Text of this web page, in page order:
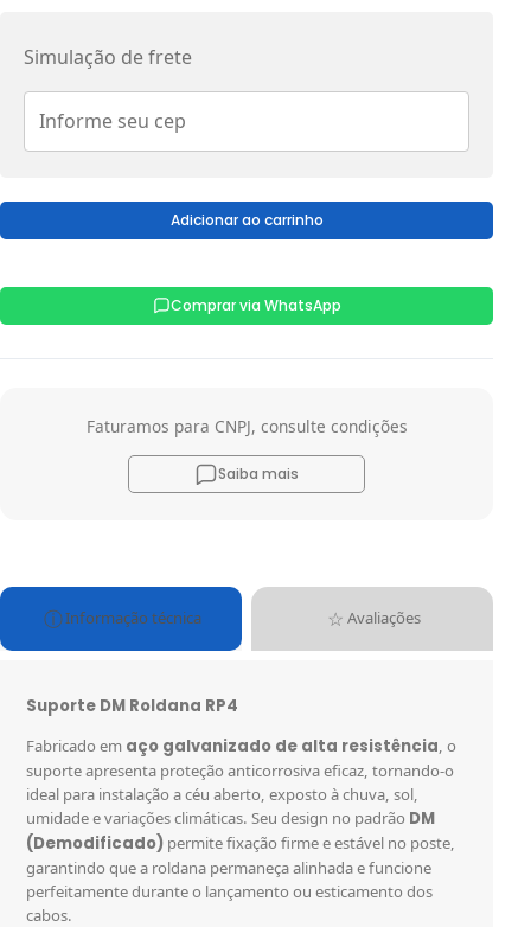
Simulação de frete
Adicionar ao carrinho
Comprar via WhatsApp
Faturamos para CNPJ, consulte condições
Saiba mais
Informação técnica Avaliações
Suporte DM Roldana RP4
Fabricado em aço galvanizado de alta resistência, o
suporte apresenta proteção anticorrosiva eficaz, tornando-o
ideal para instalação a céu aberto, exposto à chuva, sol,
umidade e variações climáticas. Seu design no padrão DM
(Demodificado) permite fixação firme e estável no poste,
garantindo que a roldana permaneça alinhada e funcione
perfeitamente durante o lançamento ou esticamento dos
cabos.